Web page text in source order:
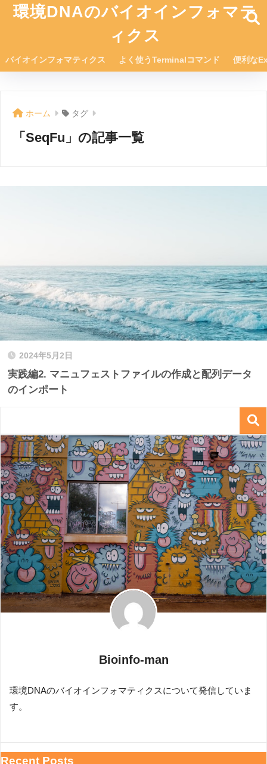
環境DNAのバイオインフォマテ
ィクス
バイオインフォマティクス よく使うTerminalコマンド 便利な
ホーム タグ
「SeqFu」の記事一覧
2024年5月2日
実践編2. マニュフェストファイルの作成と配列データ
のインポート
Bioinfo-man
環境DNAのバイオインフォマティクスについて発信していま
す。
Recent Posts